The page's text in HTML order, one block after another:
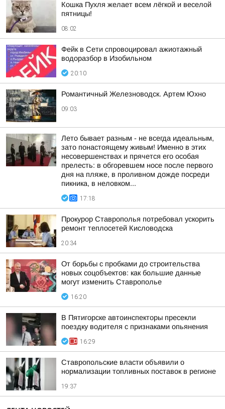
Кошка Пухля желает всем лёгкой и веселой
пятницы!
08:02
Фейк в Сети спровоцировал ажиотажный
водоразбор в Изобильном
20:10
Романтичный Железноводск. Артем Юхно
09:03
Лето бывает разным - не всегда идеальным,
зато понастоящему живым! Именно в этих
несовершенствах и прячется его особая
прелесть: в обгоревшем носе после первого
дня на пляже, в проливном дожде посреди
пикника, в неловком...
17:18
Прокурор Ставрополья потребовал ускорить
ремонт теплосетей Кисловодска
20:34
От борьбы с пробками до строительства
новых соцобъектов: как большие данные
могут изменить Ставрополье
16:20
В Пятигорске автоинспекторы пресекли
поездку водителя с признаками опьянения
16:29
Ставропольские власти объявили о
нормализации топливных поставок в регионе
19:37